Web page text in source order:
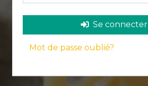
Se connecter
Mot de passe oublié?